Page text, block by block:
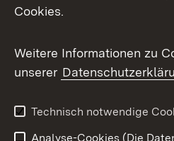
Messenger
Social Wall
X / Twitter
Youtube
Cookies.
Weitere Informationen zu
unserer
Technisch notwendige
Analyse-Cookies (Die